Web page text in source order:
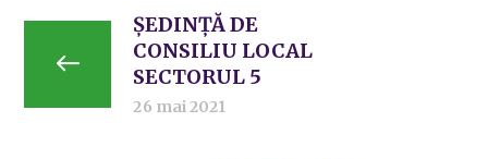
ȘEDINȚĂ DE
CONSILIU LOCAL
SECTORUL 5
26 mai 2021